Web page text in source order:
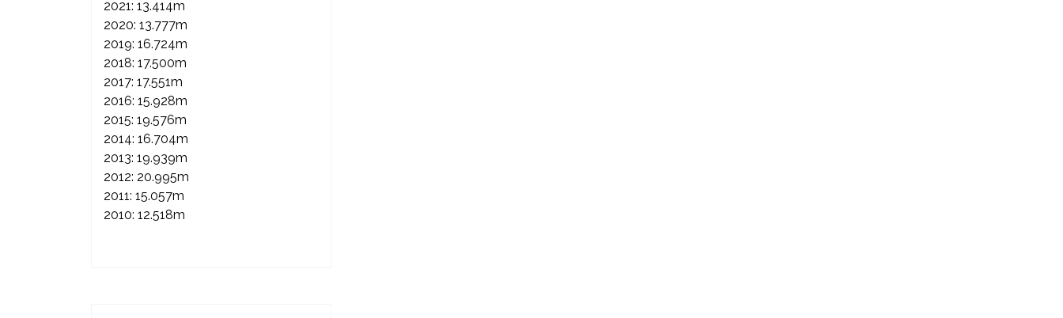
2021: 13.414m
2020: 13.777m
2019: 16.724m
2018: 17.500m
2017: 17.551m
2016: 15.928m
2015: 19.576m
2014: 16.704m
2013: 19.939m
2012: 20.995m
2011: 15.057m
2010: 12.518m